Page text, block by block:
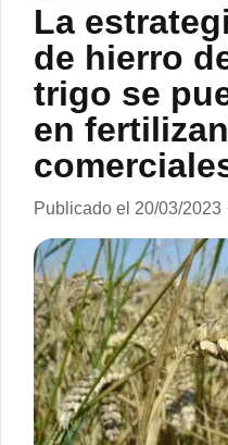
La
de hierro
trigo se
en
Publicado el 20/03/2023